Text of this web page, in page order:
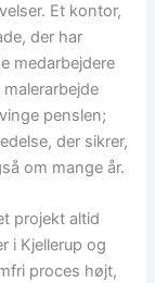
Et kontor,
der har
medarbejdere
penslen;
der sikrer,
om mange år.
projekt altid
i Kjellerup og
proces højt,